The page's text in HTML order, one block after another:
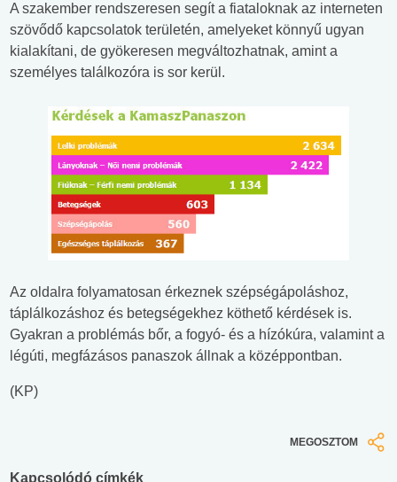
A szakember rendszeresen segít a fiataloknak az interneten
szövődő kapcsolatok területén, amelyeket könnyű ugyan
kialakítani, de gyökeresen megváltozhatnak, amint a
személyes találkozóra is sor kerül.
Az oldalra folyamatosan érkeznek szépségápoláshoz,
táplálkozáshoz és betegségekhez köthető kérdések is.
Gyakran a problémás bőr, a fogyó- és a hízókúra, valamint a
légúti, megfázásos panaszok állnak a középpontban.
(KP)
MEGOSZTOM
Kapcsolódó címkék